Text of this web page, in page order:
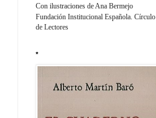
Con ilustraciones de Ana Bermejo
Fundación Institucional Española. Círculo
de Lectores
*